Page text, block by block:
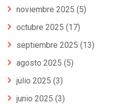
noviembre 2025 (5)
octubre 2025 (17)
septiembre 2025 (13)
agosto 2025 (5)
julio 2025 (3)
junio 2025 (3)